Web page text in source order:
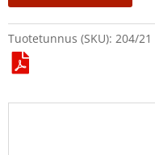
Tuotetunnus (SKU):204/21